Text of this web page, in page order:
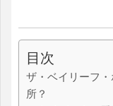
目次
ザ・ベイリーフ
所？